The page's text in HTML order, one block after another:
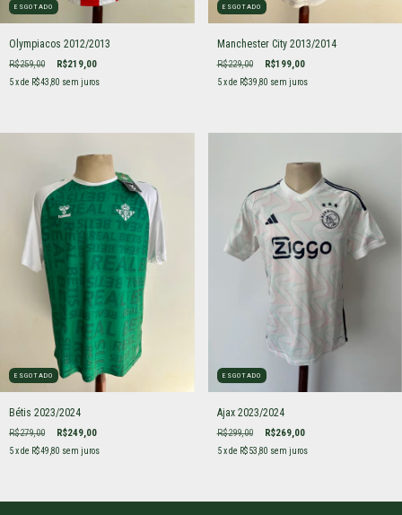
ESGOTADO
Olympiacos 2012/2013
R$259,00 R$219,00
5x de R$43,80 sem juros
ESGOTADO
Manchester City 2013/2014
R$229,00 R$199,00
5 x de R$39,80 sem juros
ESGOTADO
Bétis 2023/2024
R$279,00 R$249,00
5x de R$49,80 sem juros
ESGOTADO
Ajax 2023/2024
R$299,00 R$269,00
5 x de R$53,80 sem juros